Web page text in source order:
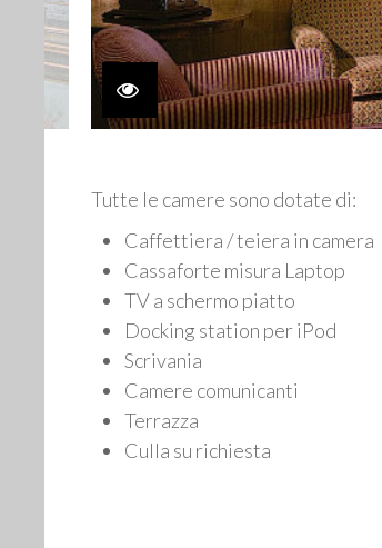
Tutte le camere sono dotate di:
Caffettiera / teiera in camera
Cassaforte misura Laptop
TV a schermo piatto
Docking station per iPod
Scrivania
Camere comunicanti
Terrazza
Culla su richiesta